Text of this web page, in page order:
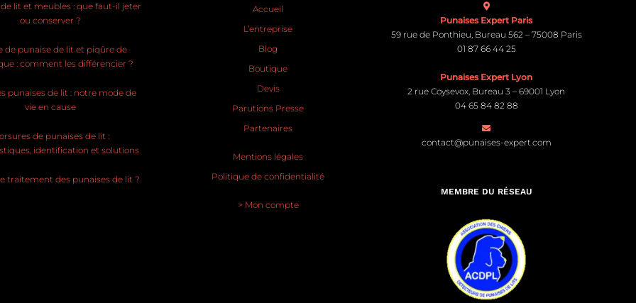
lit et meubles : que faut-il jeter
ou conserver ?
de punaise de lit et piqûre de
: comment les différencier ?
punaises de lit : notre mode de
vie en cause
de punaises de lit :
identification et solutions
traitement des punaises de lit ?
Accueil
L’entreprise
Blog
Boutique
Devis
Parutions Presse
Partenaires
Mentions légales
Politique de confidentialité
> Mon compte
Punaises Expert Paris
59 rue de Ponthieu, Bureau 562 – 75008 Paris
01 87 66 44 25
Punaises Expert Lyon
2 rue Coysevox, Bureau 3 – 69001 Lyon
04 65 84 82 88
contact@punaises-expert.com
MEMBRE DU RÉSEAU